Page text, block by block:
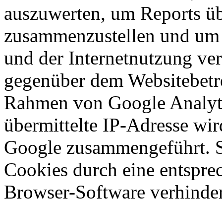
auszuwerten, um Reports
zusammenzustellen und
und der Internetnutzung
gegenüber dem
Rahmen von Google
übermittelte IP-Adresse
Google zusammengeführt.
Cookies durch eine
Browser-Software